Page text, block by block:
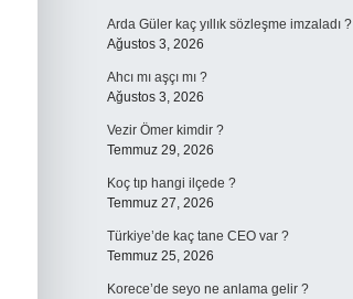
Arda Güler kaç yıllık sözleşme imzaladı ?
Ağustos 3, 2026
Ahcı mı aşçı mı ?
Ağustos 3, 2026
Vezir Ömer kimdir ?
Temmuz 29, 2026
Koç tıp hangi ilçede ?
Temmuz 27, 2026
Türkiye’de kaç tane CEO var ?
Temmuz 25, 2026
Korece’de seyo ne anlama gelir ?